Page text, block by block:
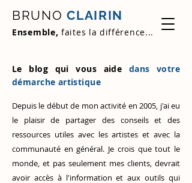
BRUNO CLAIRIN
Ensemble, faites la différence...
Le blog qui vous aide dans votre
démarche artistique
Depuis le début de mon activité en 2005, j'ai eu
le plaisir de partager des conseils et des
ressources utiles avec les artistes et avec la
communauté en général. Je crois que tout le
monde, et pas seulement mes clients, devrait
avoir accès à l'information et aux outils qui